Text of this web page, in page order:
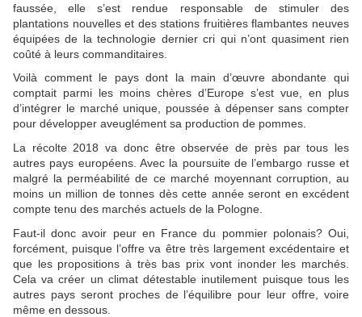
faussée, elle s’est rendue responsable de stimuler des
plantations nouvelles et des stations fruitières flambantes neuves
équipées de la technologie dernier cri qui n’ont quasiment rien
coûté à leurs commanditaires.
Voilà comment le pays dont la main d’œuvre abondante qui
comptait parmi les moins chères d’Europe s’est vue, en plus
d’intégrer le marché unique, poussée à dépenser sans compter
pour développer aveuglément sa production de pommes.
La récolte 2018 va donc être observée de près par tous les
autres pays européens. Avec la poursuite de l’embargo russe et
malgré la perméabilité de ce marché moyennant corruption, au
moins un million de tonnes dès cette année seront en excédent
compte tenu des marchés actuels de la Pologne.
Faut-il donc avoir peur en France du pommier polonais? Oui,
forcément, puisque l’offre va être très largement excédentaire et
que les propositions à très bas prix vont inonder les marchés.
Cela va créer un climat détestable inutilement puisque tous les
autres pays seront proches de l’équilibre pour leur offre, voire
même en dessous.